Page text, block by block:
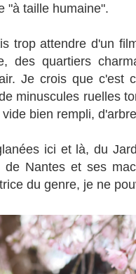
"à taille humaine".
trop attendre d'un
des quartiers
Je crois que c'est
minuscules ruelles
bien rempli,
ici et là, du
Nantes et ses
du genre, je ne